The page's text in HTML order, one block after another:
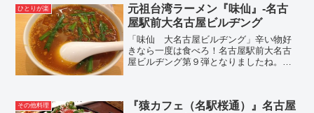
ひとりが楽
元祖台湾ラーメン『味仙』-名古
屋駅前大名古屋ビルヂング
「味仙 大名古屋ビルヂング」辛い物好
きなら一度は食べろ！名古屋駅前大名古
屋ビルヂング第９弾となりましたね。も
ところですが、、...
その他料理
『猿カフェ（名駅桜通）』名古屋